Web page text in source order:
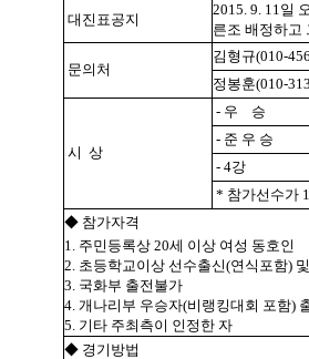
대진표공지
2015. 9. 11일
른조 배정하고
문의처
김형규(010-
정봉훈(010-
시 상
- 우 승
- 준 우 승
- 4강
* 참가선수가
◆ 참가자격
1. 주민등록상 20세 이상 여성 동호인
2. 초등학교이상 선수출신(연식포함)
3. 국화부 출전불가
4. 개나리부 우승자(비랭킹대회 포함)
5. 기타 주최측이 인정한 자
◆ 경기방법